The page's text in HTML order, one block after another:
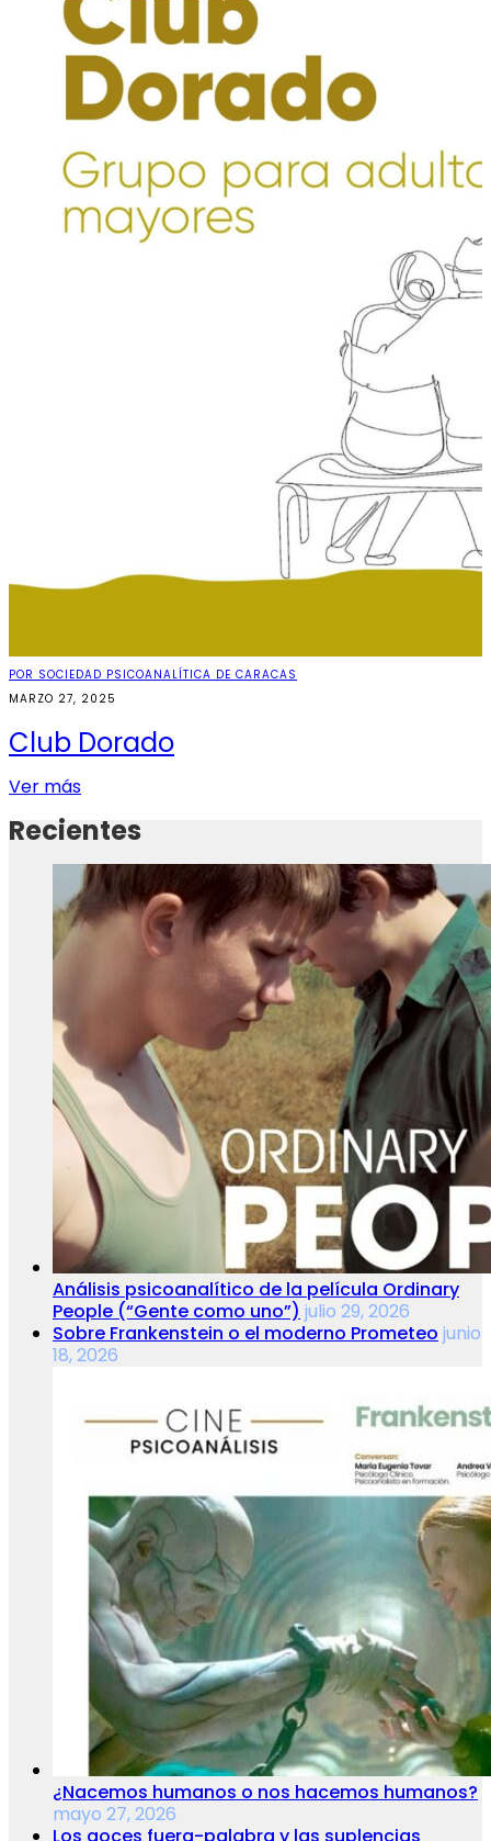
POR SOCIEDAD PSICOANALÍTICA DE CARACAS
MARZO 27, 2025
Club Dorado
Ver más
Recientes
Análisis psicoanalítico de la película Ordinary
People (“Gente como uno”) julio 29, 2026
Sobre Frankenstein o el moderno Prometeo junio
18, 2026
¿Nacemos humanos o nos hacemos humanos?
mayo 27, 2026
Los goces fuera-palabra y las suplencias